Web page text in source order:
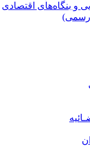
و بنگاه‌های اقتصادی